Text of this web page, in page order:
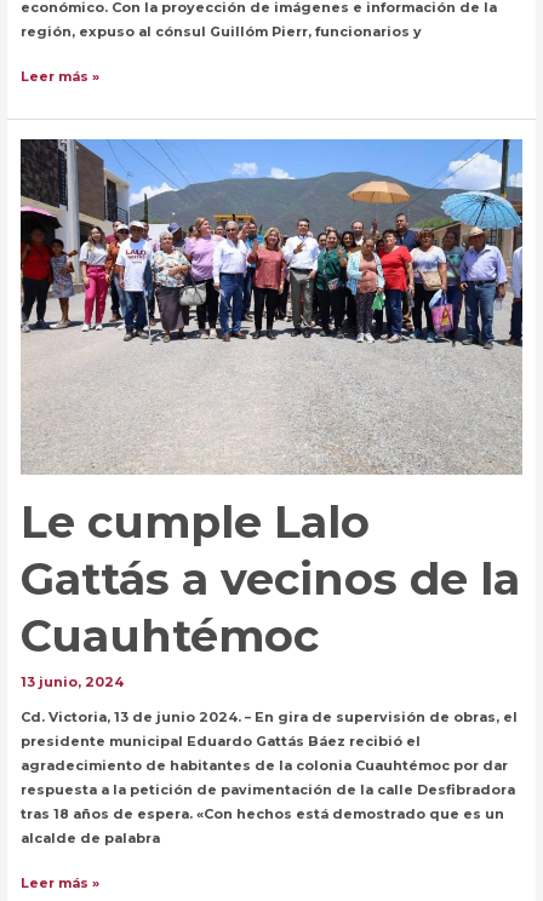
económico. Con la proyección de imágenes e información de la
región, expuso al cónsul Guillóm Pierr, funcionarios y
Gobierno
Victoria
abre
la
puerta
inversionistas
de
Francia
Leer más »
Le cumple Lalo
Gattás a vecinos de la
Cuauhtémoc
13 junio, 2024
Cd. Victoria, 13 de junio 2024. – En gira de supervisión de obras, el
presidente municipal Eduardo Gattás Báez recibió el
agradecimiento de habitantes de la colonia Cuauhtémoc por dar
respuesta a la petición de pavimentación de la calle Desfibradora
tras 18 años de espera. «Con hechos está demostrado que es un
alcalde de palabra
Le
Leer más »